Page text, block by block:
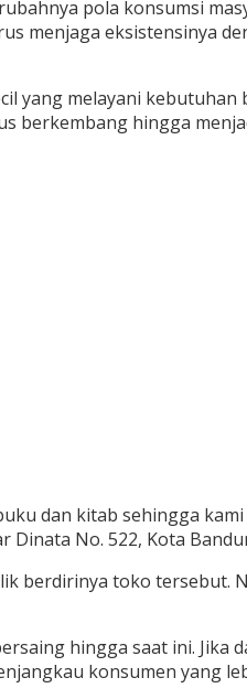
pola konsumsi
menjaga eksistensinya
yang melayani
berkembang hingga
dan kitab sehingga
No. 522, Kota
berdirinya toko tersebut.
hingga saat ini. Jika
konsumen yang